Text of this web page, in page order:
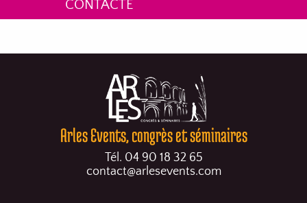
CONTACTE
Arles Events, congrès et séminaires
Tél. 04 90 18 32 65
contact@arlesevents.com